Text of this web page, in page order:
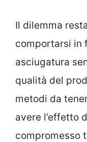
Il dilemma
comportarsi in
asciugatura
qualità del
metodi da
avere l’effetto
compromesso